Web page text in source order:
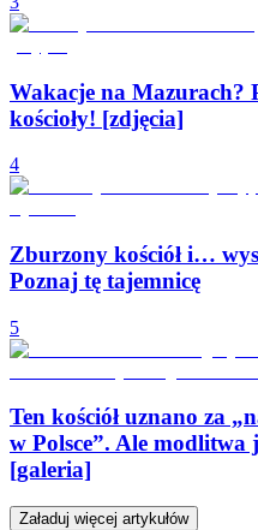
Wakacje na Mazurach?
kościoły! [zdjęcia]
4
Zburzony kościół i…
Poznaj tę tajemnicę
5
Ten kościół uznano za
w Polsce”. Ale modlitwa
[galeria]
Załaduj więcej artykułów